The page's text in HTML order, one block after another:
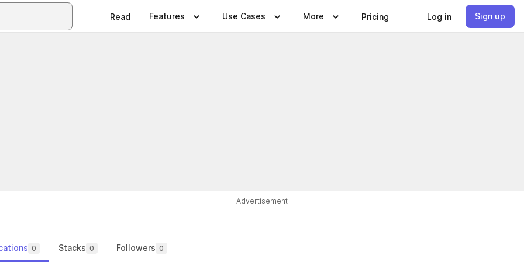
Read Features Use Cases More Pricing Log in Sign up
Advertisement
0 Stacks 0 Followers 0